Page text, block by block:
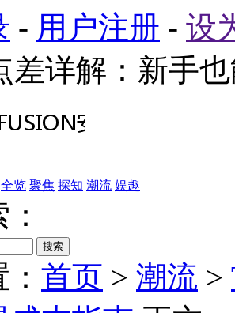
- 用户注册 - 设
差详解：新手
全览 聚焦 探知 潮流 娱趣
搜索
首页 > 潮流 >